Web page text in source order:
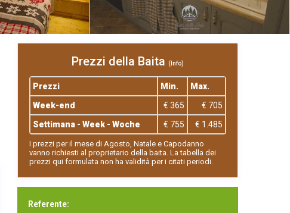
Prezzi della Baita (Info)
Prezzi Min.
Max.
Week-end
€ 365
€ 705
Settimana - Week - Woche
€ 755 € 1.485
I prezzi per il mese di Agosto, Natale e Capodanno
vanno richiesti al proprietario della baita. La tabella dei
prezzi qui formulata non ha validità per i citati periodi.
Referente: